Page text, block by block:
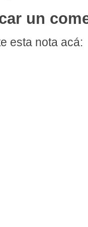
un
esta nota acá: